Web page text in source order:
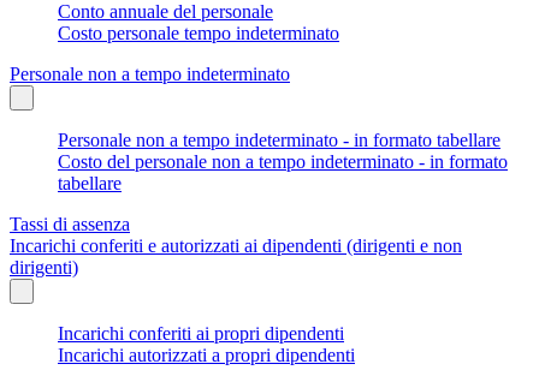
Conto annuale del personale
Costo personale tempo indeterminato
Personale non a tempo indeterminato
Personale non a tempo indeterminato - in formato tabellare
Costo del personale non a tempo indeterminato - in formato
tabellare
Tassi di assenza
Incarichi conferiti e autorizzati ai dipendenti (dirigenti e non
dirigenti)
Incarichi conferiti ai propri dipendenti
Incarichi autorizzati a propri dipendenti